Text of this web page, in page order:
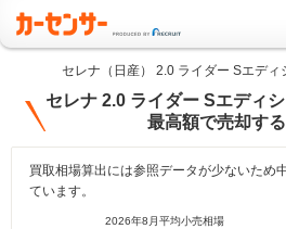
セレナ（日産） 2.0 ライダー Sエディ
セレナ 2.0 ライダー Sエディ
最高額で売却す
買取相場算出には参照データが少ないため
ています。
2026年8月平均小売相場